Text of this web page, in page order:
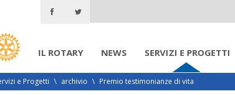
IL ROTARY NEWS SERVIZI E PROGETTI
e Progetti \ archivio \ Premio testimonianze di vita